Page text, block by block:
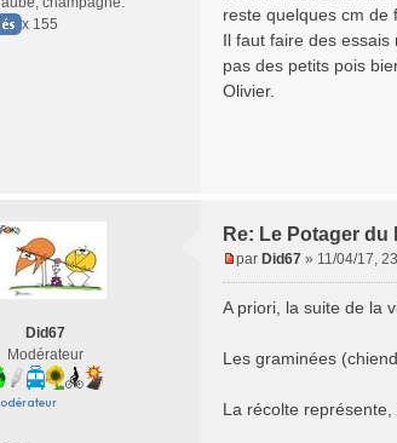
x 155
e
n
n
l
reste quelques cm de
Il faut faire des
pas des petits pois
Olivier.
Did67
Modérateur
Re: Le Potager
s
a
e
par Did67 » 11/04/17,
A priori, la suite de la
Les graminées
La récolte